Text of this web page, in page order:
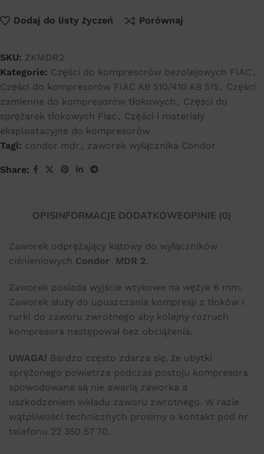
Dodaj do listy życzeń Porównaj
SKU: ZKMDR2
Kategorie: Części do kompresorów bezolejowych FIAC ,
Części do kompresorów FIAC AB 510/410 AB 515 , Części
zamienne do kompresorów tłokowych , Części do
sprężarek tłokowych Fiac , Części i materiały
eksploatacyjne do kompresorów
Tagi: condor mdr , zaworek wyłącznika Condor
Share:
OPISINFORMACJE DODATKOWEOPINIE (0)
Zaworek odprężający kątowy do wyłączników
ciśnieniowych Condor MDR 2.
Zaworek posiada wyjście wtykowe na wężyk 6 mm.
Zaworek służy do upuszczania kompresji z tłoków i
rurki do zaworu zwrotnego aby kolejny rozruch
kompresora następował bez obciążenia.
UWAGA! Bardzo często zdarza się, że ubytki
sprężonego powietrza podczas postoju kompresora
spowodowane są nie awarią zaworka a
uszkodzeniem wkładu zaworu zwrotnego. W razie
wątpliwości technicznych prosimy o kontakt pod nr
telefonu 22 350 57 70.